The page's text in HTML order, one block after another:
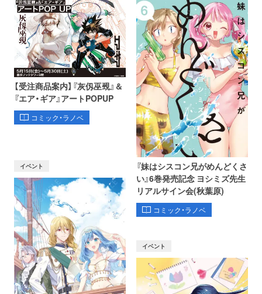
【受注商品案内】『灰仭巫覡』＆
『エア・ギア』アートPOPUP
コミック・ラノベ
『妹はシスコン兄がめんどくさ
い』6巻発売記念 ヨシミズ先生
リアルサイン会(秋葉原)
コミック・ラノベ
イベント
イベント